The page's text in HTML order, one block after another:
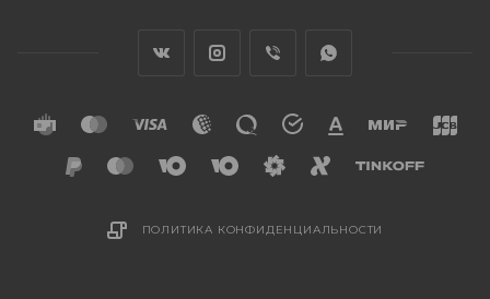
ПОЛИТИКА КОНФИДЕНЦИАЛЬНОСТИ